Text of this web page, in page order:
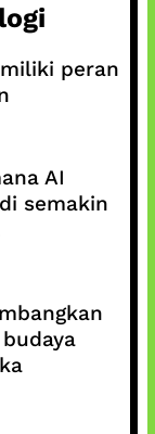
peran
AI
semakin